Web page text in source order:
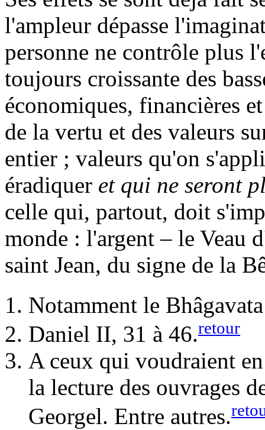
l'ampleur dépasse
personne ne contrôle plus
toujours croissante des
économiques, financières
de la vertu et des valeurs
entier ; valeurs qu'on
éradiquer et qui ne seront
celle qui, partout, doit
monde : l'argent – le Veau
saint Jean, du signe de la
Notamment le
Daniel II, 31 à 46.retour
A ceux qui voudraient
la lecture des ouvrages
Georgel. Entre autres.